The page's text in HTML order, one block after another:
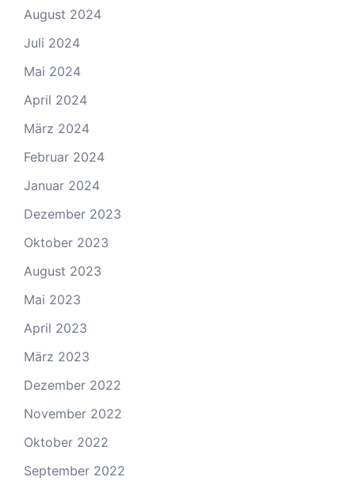
August 2024
Juli 2024
Mai 2024
April 2024
März 2024
Februar 2024
Januar 2024
Dezember 2023
Oktober 2023
August 2023
Mai 2023
April 2023
März 2023
Dezember 2022
November 2022
Oktober 2022
September 2022